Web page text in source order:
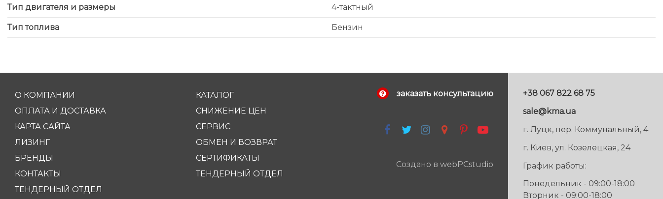
Тип двигателя и размеры 4-тактный
Тип топлива Бензин
О КОМПАНИИ
ОПЛАТА И ДОСТАВКА
КАРТА САЙТА
ЛИЗИНГ
БРЕНДЫ
КОНТАКТЫ
ТЕНДЕРНЫЙ ОТДЕЛ
КАТАЛОГ
СНИЖЕНИЕ ЦЕН
СЕРВИС
ОБМЕН И ВОЗВРАТ
СЕРТИФИКАТЫ
ТЕНДЕРНЫЙ ОТДЕЛ
заказать консультацию
Создано в webPCstudio
+38 067 822 68 75
sale@kma.ua
г. Луцк, пер. Коммунальный, 4
г. Киев, ул. Козелецкая, 24
График работы:
Понедельник - 09:00-18:00
Вторник - 09:00-18:00